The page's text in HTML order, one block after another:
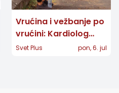
Vrućina i vežbanje po
vrućini: Kardiolog
upozorava da trening
Svet Plus pon, 6. jul